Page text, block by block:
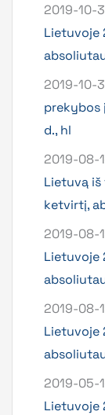
2019-10-
Lietuvoje
2019-10-
prekybos
d., hl
2019-08-
Lietuvą iš
ketvirtį,
2019-08-
Lietuvoje
2019-08-
Lietuvoje
2019-05-
Lietuvoje